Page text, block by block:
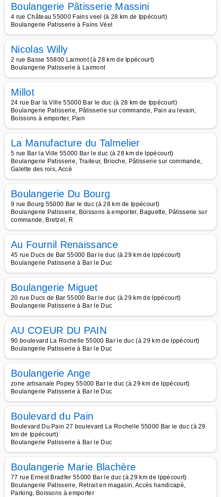
Boulangerie Pâtisserie Massini
4 rue Château 55000 Fains veel (à 28 km de Ippécourt)
Boulangerie Patisserie à Fains Véel
Nicolas Willy
2 rue Basse 55800 Laimont (à 28 km de Ippécourt)
Boulangerie Patisserie à Laimont
Millot
24 rue Bar la Ville 55000 Bar le duc (à 28 km de Ippécourt)
Boulangerie Patisserie, Pâtisserie sur commande, Pain au levain,
Boissons à emporter, Pain
La Manufacture du Talmelier
5 rue Bar la Ville 55000 Bar le duc (à 28 km de Ippécourt)
Boulangerie Patisserie, Traiteur, Brioche, Pâtisserie sur commande,
Galette des rois, Accè
Boulangerie Du Bourg
9 rue Bourg 55000 Bar le duc (à 28 km de Ippécourt)
Boulangerie Patisserie, Boissons à emporter, Baguette, Pâtisserie sur
commande, Bretzel, R
Au Fournil Renaissance
45 rue Ducs de Bar 55000 Bar le duc (à 29 km de Ippécourt)
Boulangerie Patisserie à Bar le Duc
Boulangerie Miguet
20 rue Ducs de Bar 55000 Bar le duc (à 29 km de Ippécourt)
Boulangerie Patisserie à Bar le Duc
AU COEUR DU PAIN
90 boulevard La Rochelle 55000 Bar le duc (à 29 km de Ippécourt)
Boulangerie Patisserie à Bar le Duc
Boulangerie Ange
zone artisanale Popey 55000 Bar le duc (à 29 km de Ippécourt)
Boulangerie Patisserie à Bar le Duc
Boulevard du Pain
Boulevard Du Pain 27 boulevard La Rochelle 55000 Bar le duc (à 29
km de Ippécourt)
Boulangerie Patisserie à Bar le Duc
Boulangerie Marie Blachère
77 rue Ernest Bradfer 55000 Bar le duc (à 29 km de Ippécourt)
Boulangerie Patisserie, Retrait en magasin, Accès handicapé,
Parking, Boissons à emporter